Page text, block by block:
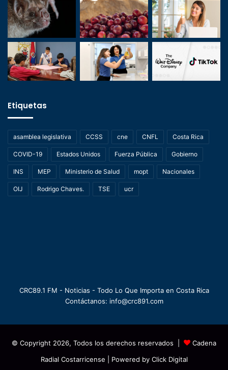
Etiquetas
asamblea legislativa CCSS cne CNFL Costa Rica
COVID-19 Estados Unidos Fuerza Pública Gobierno
INS MEP Ministerio de Salud mopt Nacionales
OIJ Rodrigo Chaves. TSE ucr
CRC89.1 FM - Noticias - Todo Lo Que Importa en Costa Rica
Contáctanos: info@crc891.com
© Copyright 2026, Todos los derechos reservados |
Cadena
Radial Costarricense | Powered by Click Digital